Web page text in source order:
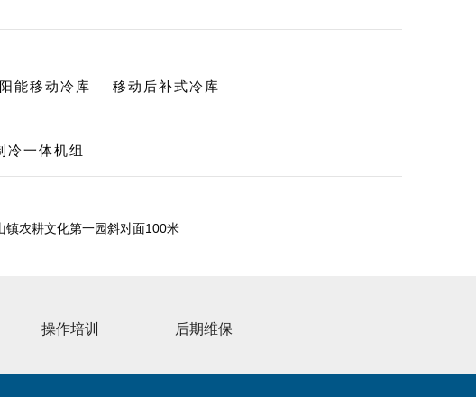
能移动冷库 移动后补式冷库
冷一体机组
镇农耕文化第一园斜对面100米
操作培训 后期维保